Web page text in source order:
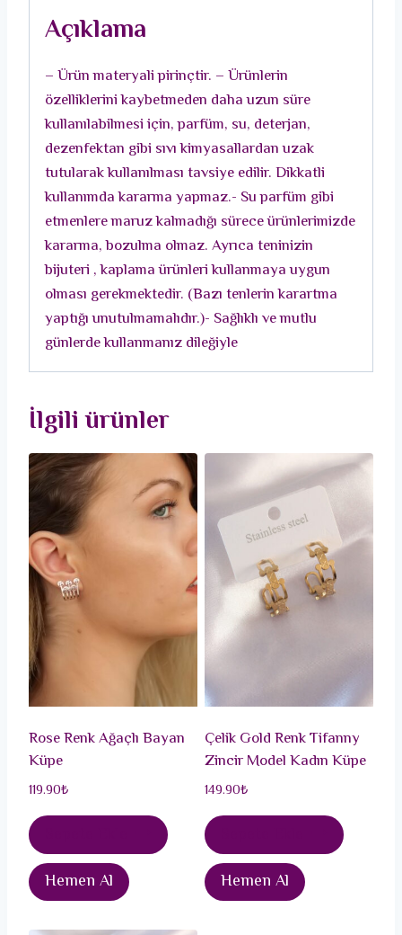
Açıklama
– Ürün materyali pirinçtir. – Ürünlerin
özelliklerini kaybetmeden daha uzun süre
kullanılabilmesi için, parfüm, su, deterjan,
dezenfektan gibi sıvı kimyasallardan uzak
tutularak kullanılması tavsiye edilir. Dikkatli
kullanımda kararma yapmaz.- Su parfüm gibi
etmenlere maruz kalmadığı sürece ürünlerimizde
kararma, bozulma olmaz. Ayrıca teninizin
bijuteri , kaplama ürünleri kullanmaya uygun
olması gerekmektedir. (Bazı tenlerin karartma
yaptığı unutulmamalıdır.)- Sağlıklı ve mutlu
günlerde kullanmanız dileğiyle
İlgili ürünler
Rose Renk Ağaçlı Bayan
Küpe
119.90₺
Hemen Al
Çelik Gold Renk Tifanny
Zincir Model Kadın Küpe
149.90₺
Hemen Al